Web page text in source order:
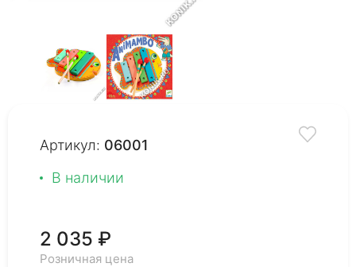
Артикул: 06001
В наличии
2 035 ₽
Розничная цена